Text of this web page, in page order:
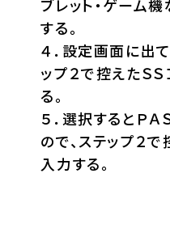
ブレット・ゲーム
する。
４．設定画面に出
ップ２で控えたＳ
る。
５．選択するとＰ
ので、ステップ２
入力する。